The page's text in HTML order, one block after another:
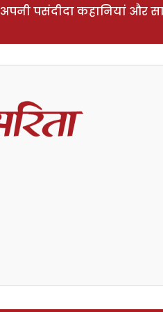
अपनी पसंदीदा कहानियां और